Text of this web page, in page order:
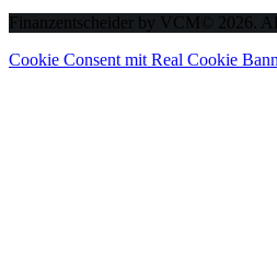
Finanzentscheider by VCM© 2026.
Cookie Consent mit Real Cookie